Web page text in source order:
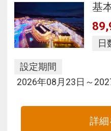
基
日
設定期間
2026年08月23日～
詳